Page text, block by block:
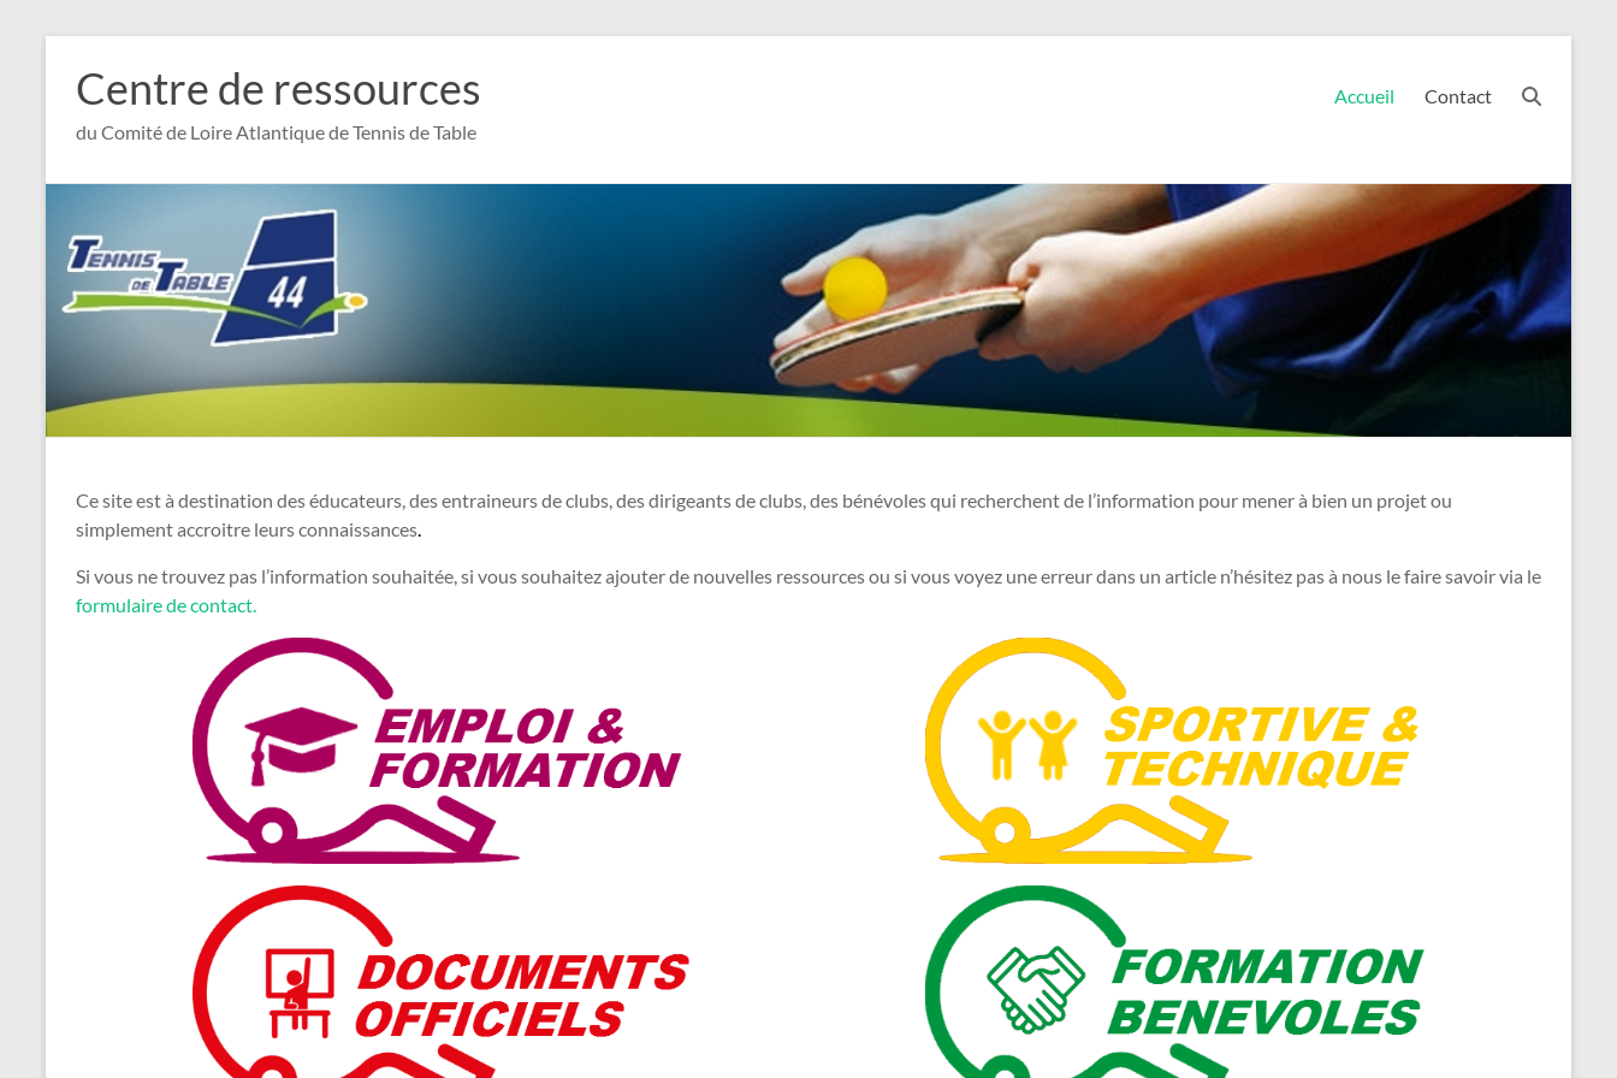
contenu
Centre de ressources
du Comité de Loire Atlantique de Tennis de Table
Accueil Contact
Ce site est à destination des éducateurs, des entraineurs de clubs, des dirigeants de clubs, des bénévoles qui recherchent de l’information pour mener à bien un projet ou
simplement accroitre leurs connaissances.
Si vous ne trouvez pas l’information souhaitée, si vous souhaitez ajouter de nouvelles ressources ou si vous voyez une erreur dans un article n’hésitez pas à nous le faire savoir via le
formulaire de contact.